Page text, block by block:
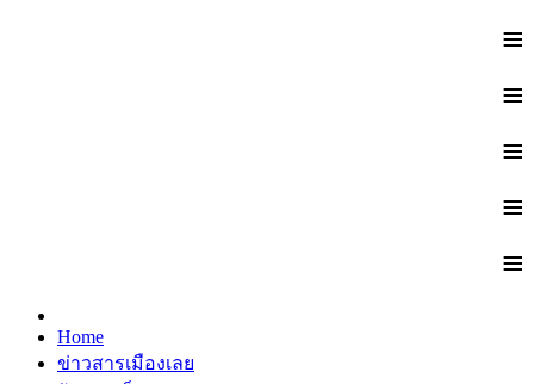
≡
≡
≡
≡
≡
Home
ข่าวสารเมืองเลย